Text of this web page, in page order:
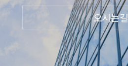
오시는길